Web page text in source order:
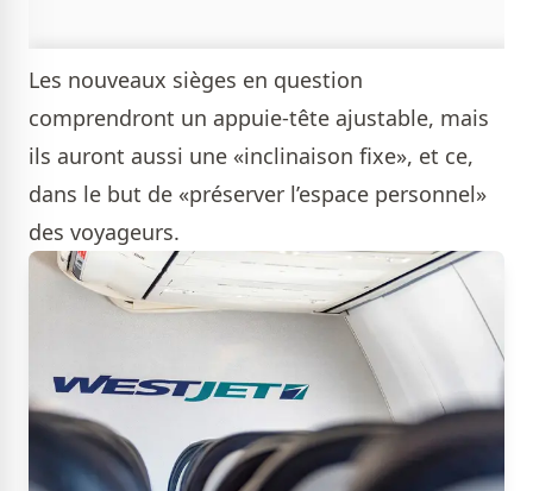
Les nouveaux sièges en question
comprendront un appuie-tête ajustable, mais
ils auront aussi une «inclinaison fixe», et ce,
dans le but de «préserver l’espace personnel»
des voyageurs.